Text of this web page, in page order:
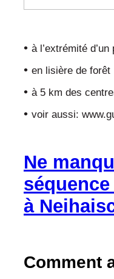
• à l’extrémité
• en lisière de forêt
• à 5 km des
• voir aussi:
Ne
à
Comment